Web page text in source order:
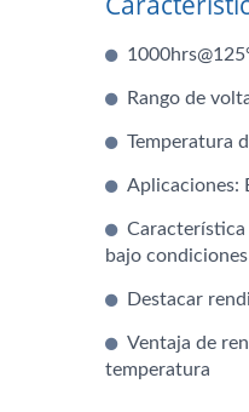
Rango de
Temperatura
Aplicaciones:
bajo
Destacar
Ventaja de
temperatura